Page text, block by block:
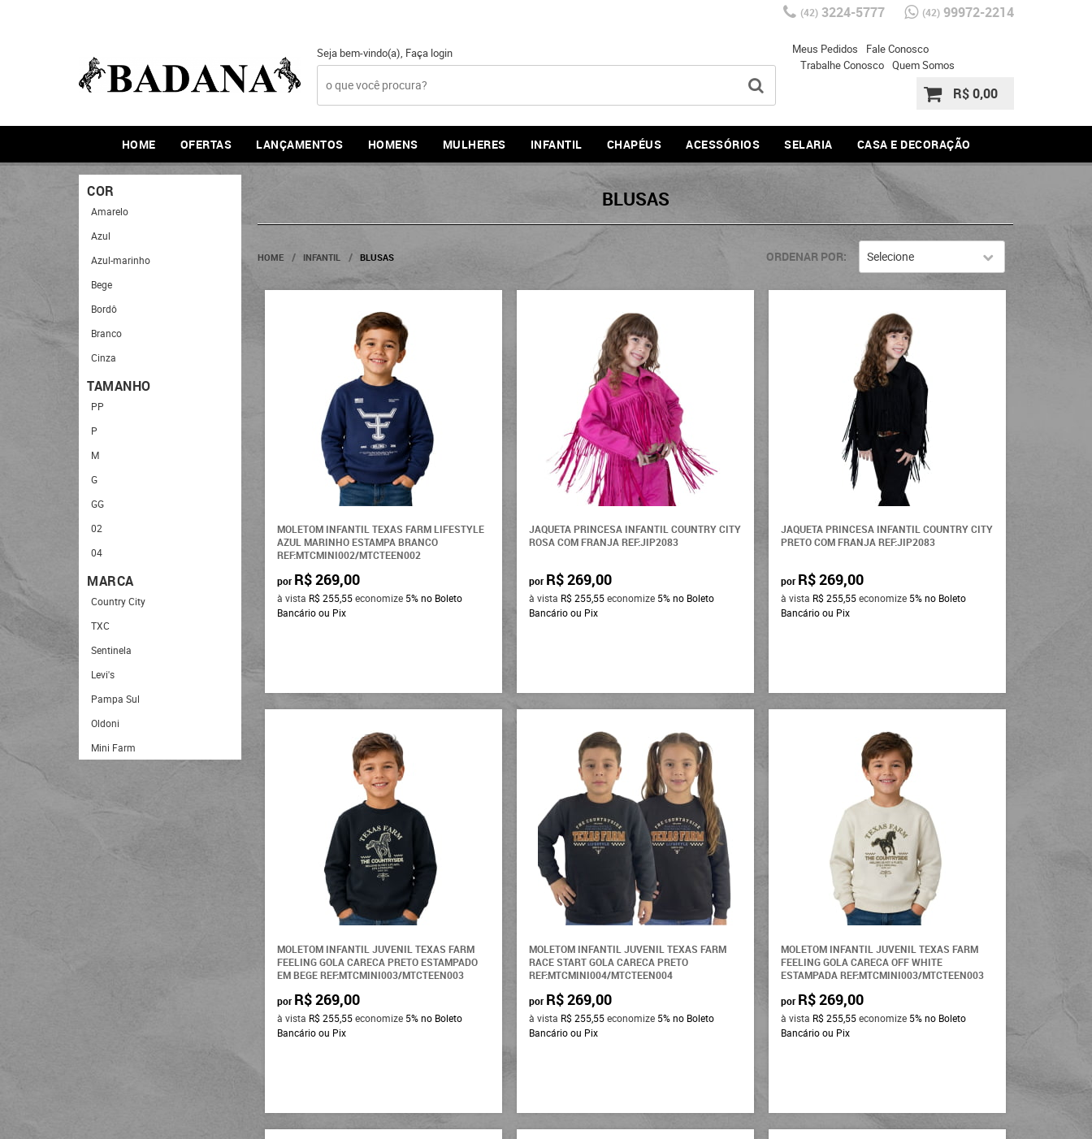
(42)3224-5777 (42)99972-2214
Seja bem-vindo(a), Faça login Meus Pedidos
Fale Conosco
Trabalhe Conosco Quem Somos
R$ 0,00
HOME OFERTAS LANÇAMENTOS HOMENS MULHERES INFANTIL CHAPÉUS ACESSÓRIOS SELARIA CASA E DECORAÇÃO
COR
Amarelo
Azul
Azul-marinho
Bege
Bordô
Branco
Cinza
Creme
Lilás
Marrom
Mostarda
Preto
Rosa
Verde
Vermelho
TAMANHO
PP
P
M
G
GG
02
04
06
08
10
12
14
16
MARCA
Country City
TXC
Sentinela
Levi's
Pampa Sul
Oldoni
Mini Farm
BLUSAS
HOME INFANTIL BLUSAS ORDENAR POR Selecione
MOLETOM INFANTIL TEXAS FARM LIFESTYLE
AZUL MARINHO ESTAMPA BRANCO
REF:MTCMINI002/MTCTEEN002
por R$ 269,00
à vista R$ 255,55economize 5% no Boleto
Bancário ou Pix
JAQUETA PRINCESA INFANTIL COUNTRY CITY
ROSA COM FRANJA REF:JIP2083
por R$ 269,00
à vista R$ 255,55economize 5% no Boleto
Bancário ou Pix
JAQUETA PRINCESA INFANTIL COUNTRY CITY
PRETO COM FRANJA REF:JIP2083
por R$ 269,00
à vista R$ 255,55economize 5% no Boleto
Bancário ou Pix
MOLETOM INFANTIL JUVENIL TEXAS FARM
FEELING GOLA CARECA PRETO ESTAMPADO
EM BEGE REF:MTCMINI003/MTCTEEN003
por R$ 269,00
à vista R$ 255,55economize 5% no Boleto
Bancário ou Pix
MOLETOM INFANTIL JUVENIL TEXAS FARM
RACE START GOLA CARECA PRETO
REF:MTCMINI004/MTCTEEN004
por R$ 269,00
à vista R$ 255,55economize 5% no Boleto
Bancário ou Pix
MOLETOM INFANTIL JUVENIL TEXAS FARM
FEELING GOLA CARECA OFF WHITE
ESTAMPADA REF:MTCMINI003/MTCTEEN003
por R$ 269,00
à vista R$ 255,55economize 5% no Boleto
Bancário ou Pix